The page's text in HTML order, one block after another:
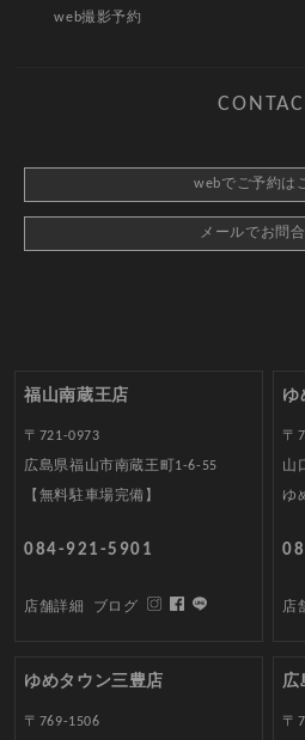
web撮影予約
webでご予約は
メールでお問
福山南蔵王店
〒721-0973
広島県福山市南蔵王町1-6-55
【無料駐車場完備】
084-921-5901
店舗詳細 ブログ
ゆ
〒
山
ゆ
店
ゆめタウン三豊店
〒769-1506
広
〒